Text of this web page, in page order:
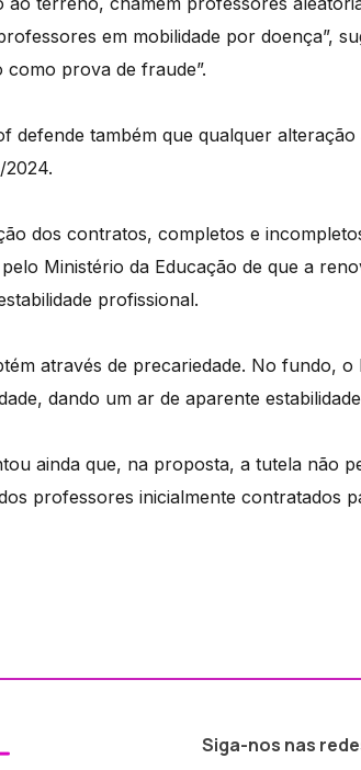
em mobilidade por doença”,
prova de fraude”.
defende também que qualquer
dos contratos, completos e
Ministério da Educação de que a
profissional.
através de precariedade. No fundo,
dando um ar de aparente
ainda que, na proposta, a tutela não
professores inicialmente contratados
Siga-nos nas